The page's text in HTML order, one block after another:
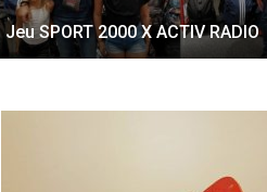
Jeu SPORT 2000 X ACTIV RADIO